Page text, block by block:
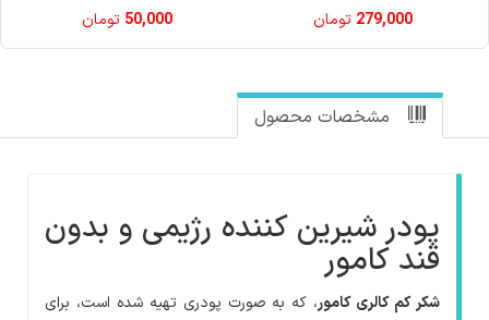
279,000 تومان
50,000 تومان
مشخصات محصول
پودر شیرین کننده رژیمی و بدون
قند کامور
شکر کم کالری کامور، که به صورت پودری تهیه شده است، برای